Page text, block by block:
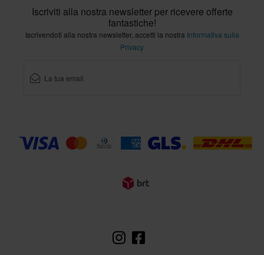
Iscriviti alla nostra newsletter per ricevere offerte
fantastiche!
Iscrivendoti alla nostra newsletter, accetti la nostra Informativa sulla
Privacy